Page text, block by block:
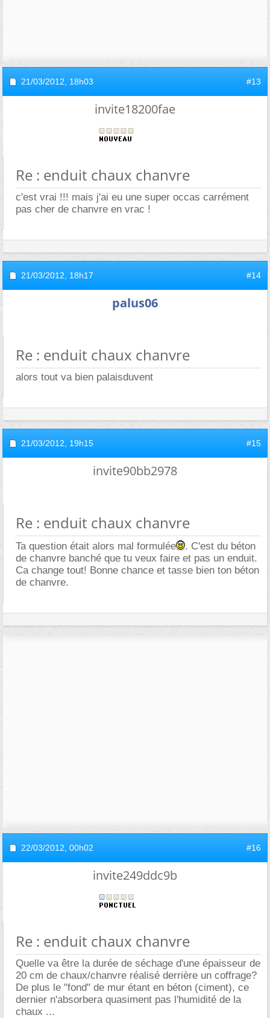
21/03/2012, 18h03 #13
invite18200fae
Re : enduit chaux chanvre
c'est vrai !!! mais j'ai eu une super occas carrément
pas cher de chanvre en vrac !
21/03/2012, 18h17 #14
palus06
Re : enduit chaux chanvre
alors tout va bien palaisduvent
21/03/2012, 19h15 #15
invite90bb2978
Re : enduit chaux chanvre
Ta question était alors mal formulée
. C'est du béton
de chanvre banché que tu veux faire et pas un enduit.
Ca change tout! Bonne chance et tasse bien ton béton
de chanvre.
22/03/2012, 00h02 #16
invite249ddc9b
Re : enduit chaux chanvre
Quelle va être la durée de séchage d'une épaisseur de
20 cm de chaux/chanvre réalisé derrière un coffrage?
De plus le "fond" de mur étant en béton (ciment), ce
dernier n'absorbera quasiment pas l'humidité de la
chaux ...